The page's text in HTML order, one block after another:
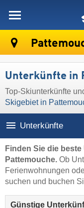
Unterkünfte in
Top-Skiunterkünfte
Skigebiet in
Unterkünfte
Finden Sie die
Pattemouche. Ob
Ferienwohnungen
suchen und buchen
Günstige